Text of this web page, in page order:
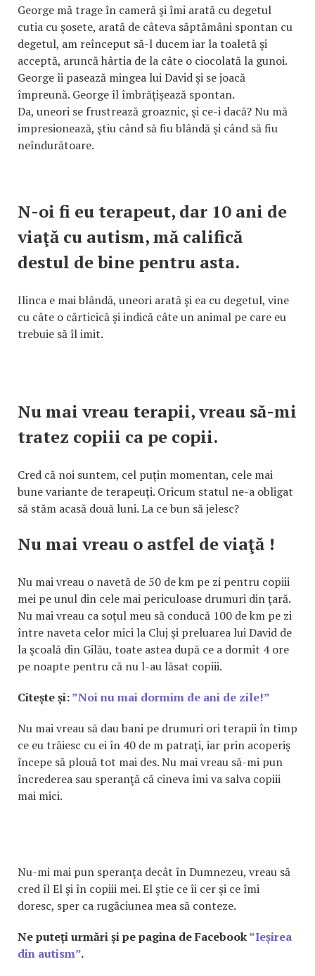
George mă trage în cameră şi îmi arată cu degetul
cutia cu şosete, arată de câteva săptămâni spontan cu
degetul, am reînceput să-l ducem iar la toaletă şi
acceptă, aruncă hârtia de la câte o ciocolată la gunoi.
George îi pasează mingea lui David şi se joacă
împreună. George îl îmbrăţişează spontan.
Da, uneori se frustrează groaznic, şi ce-i dacă? Nu mă
impresionează, ştiu când să fiu blândă şi când să fiu
neîndurătoare.
N-oi fi eu terapeut, dar 10 ani de
viaţă cu autism, mă califică
destul de bine pentru asta.
Ilinca e mai blândă, uneori arată şi ea cu degetul, vine
cu câte o cărticică şi indică câte un animal pe care eu
trebuie să îl imit.
Nu mai vreau terapii, vreau să-mi
tratez copiii ca pe copii.
Cred că noi suntem, cel puţin momentan, cele mai
bune variante de terapeuţi. Oricum statul ne-a obligat
să stăm acasă două luni. La ce bun să jelesc?
Nu mai vreau o astfel de viaţă !
Nu mai vreau o navetă de 50 de km pe zi pentru copiii
mei pe unul din cele mai periculoase drumuri din ţară.
Nu mai vreau ca soţul meu să conducă 100 de km pe zi
între naveta celor mici la Cluj şi preluarea lui David de
la şcoală din Gilău, toate astea după ce a dormit 4 ore
pe noapte pentru că nu l-au lăsat copiii.
Citește și:”Noi nu mai dormim de ani de zile!”
Nu mai vreau să dau bani pe drumuri ori terapii în timp
ce eu trăiesc cu ei în 40 de m patraţi, iar prin acoperiş
începe să plouă tot mai des. Nu mai vreau să-mi pun
încrederea sau speranţă că cineva îmi va salva copiii
mai mici.
Nu-mi mai pun speranţa decât în Dumnezeu, vreau să
cred îl El şi în copiii mei. El ştie ce îi cer şi ce îmi
doresc, sper ca rugăciunea mea să conteze.
Ne puteți urmări și pe pagina de Facebook”Ieșirea
din autism”.